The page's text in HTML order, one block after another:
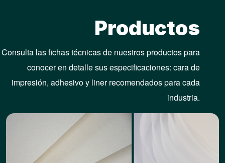
Productos
Consulta las fichas técnicas de nuestros productos para
conocer en detalle sus especificaciones: cara de
impresión, adhesivo y liner recomendados para cada
industria.